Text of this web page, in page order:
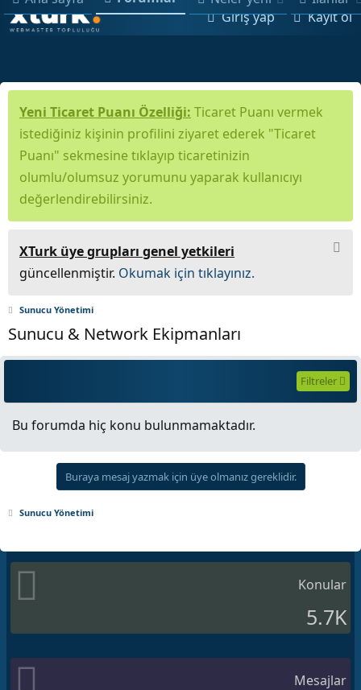
Giriş yap Kayıt ol
Yeni Ticaret Puanı Özelliği: Ticaret Puanı vermek
istediğiniz kişinin profilini ziyaret ederek "Ticaret
Puanı" sekmesine tıklayıp ticaretinizin
olumlu/olumsuz yorumunu yaparak kullanıcıyı
değerlendirebilirsiniz.
XTurk üye grupları genel yetkileri
güncellenmiştir. Okumak için tıklayınız.
Sunucu Yönetimi
Sunucu & Network Ekipmanları
Filtreler
Bu forumda hiç konu bulunmamaktadır.
Buraya mesaj yazmak için üye olmanız gereklidir.
Sunucu Yönetimi
Konular
5.7K
Mesajlar